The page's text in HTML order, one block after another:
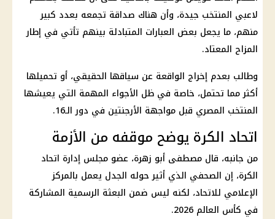
لاعبي المنتخب جيدة، وأن هناك صداقة تجمعه بعدد كبير
منهم، ما يجعل بعض العبارات المتبادلة بينهم تأتي في إطار
المزاح المعتاد.
وطالب بعدم إخراج الواقعة عن سياقها الحقيقي، أو تحميلها
أكثر مما تحتمل، خاصة في ظل الأجواء المهمة التي يعيشها
المنتخب المصري قبل مواجهة الأرجنتين في دور الـ16.
اتحاد الكرة يوضح موقفه من الأزمة
من جانبه، قال مصطفى أبو زهرة، عضو مجلس إدارة اتحاد
الكرة، إن الصحفي الذي أثير حوله الجدل يعمل بالمركز
الإعلامي للاتحاد، لكنه ليس ضمن البعثة الرسمية المشاركة
في كأس العالم 2026.